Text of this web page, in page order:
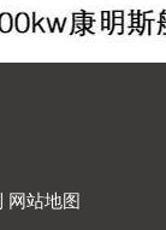
网站地图